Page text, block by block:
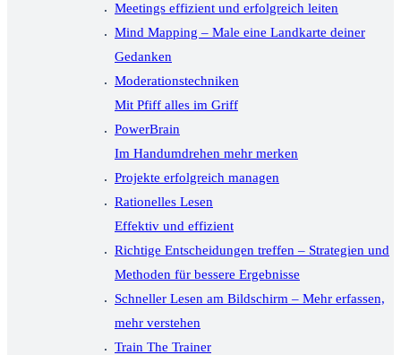
Meetings effizient und erfolgreich leiten
Mind Mapping – Male eine Landkarte deiner
Gedanken
Moderationstechniken
Mit Pfiff alles im Griff
PowerBrain
Im Handumdrehen mehr merken
Projekte erfolgreich managen
Rationelles Lesen
Effektiv und effizient
Richtige Entscheidungen treffen – Strategien und
Methoden für bessere Ergebnisse
Schneller Lesen am Bildschirm – Mehr erfassen,
mehr verstehen
Train The Trainer